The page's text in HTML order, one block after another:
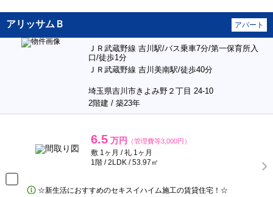
アリッサムＢ アパート
ＪＲ武蔵野線 吉川駅/バス乗車7分/第一保育所入
口/徒歩1分
ＪＲ武蔵野線 吉川美南駅/徒歩40分
埼玉県吉川市きよみ野２丁目 24-10
2階建 / 築23年
6.5 万円 （管理費等3,000円）
敷 1ヶ月 / 礼 1ヶ月
1階 / 2LDK / 53.97㎡
☆新生活におすすめのセキスイハイム施工の賃貸住宅！☆